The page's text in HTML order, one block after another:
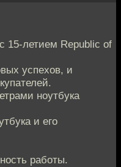
15-летием Republic of
успехов, и
ноутбука
и его
работы.